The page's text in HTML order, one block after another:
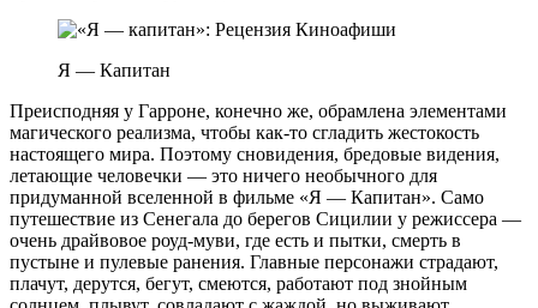
Я — Капитан
Преисподняя у Гарроне, конечно же, обрамлена элементами
магического реализма, чтобы как-то сгладить жестокость
настоящего мира. Поэтому сновидения, бредовые видения,
летающие человечки — это ничего необычного для
придуманной вселенной в фильме «Я — Капитан». Само
путешествие из Сенегала до берегов Сицилии у режиссера —
очень драйвовое роуд-муви, где есть и пытки, смерть в
пустыне и пулевые ранения. Главные персонажи страдают,
плачут, дерутся, бегут, смеются, работают под знойным